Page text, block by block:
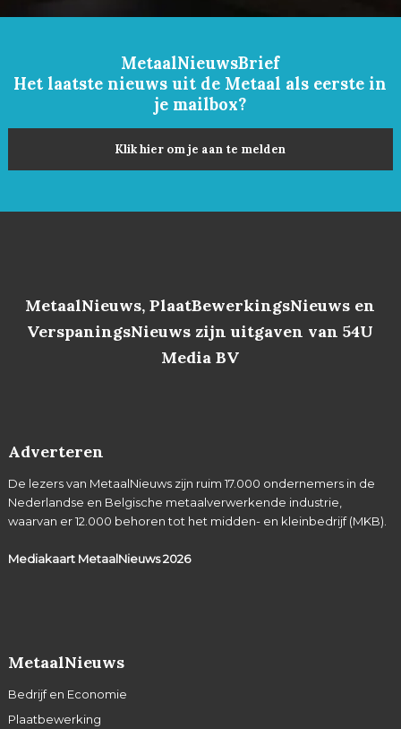
MetaalNieuwsBrief
Het laatste nieuws uit de Metaal als eerste in
je mailbox?
Klik hier om je aan te melden
MetaalNieuws, PlaatBewerkingsNieuws en
VerspaningsNieuws zijn uitgaven van 54U
Media BV
Adverteren
De lezers van MetaalNieuws zijn ruim 17.000 ondernemers in de
Nederlandse en Belgische metaalverwerkende industrie,
waarvan er 12.000 behoren tot het midden- en kleinbedrijf (MKB).
Mediakaart MetaalNieuws2026
MetaalNieuws
Bedrijf en Economie
Plaatbewerking